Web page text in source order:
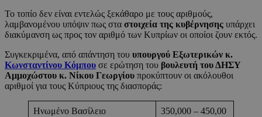
Το τοπίο δεν είναι εντελώς ξεκάθαρο με τους αριθμούς,
λαμβανομένου υπόψιν πως στα στοιχεία της κυβέρνησης υπάρχει
διακύμανση ως προς τον αριθμό των Κυπρίων οι οποίοι ζουν εκτός.
Συγκεκριμένα, από απάντηση του υπουργού Εξωτερικών κ.
Κωνσταντίνου Κόμπου σε ερώτηση του βουλευτή του ΔΗΣΥ
Αμμοχώστου κ. Νίκου Γεωργίου προκύπτουν οι ακόλουθοι
αριθμοί για τους Κύπριους της διασποράς:
Ηνωμένο Βασίλειο 350,000 – 450,00